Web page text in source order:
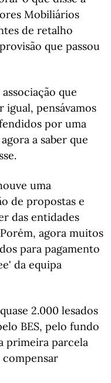
Mobiliários
de retalho
que passou
que
pensávamos
por uma
a saber que
uma
de propostas e
das entidades
agora muitos
para pagamento
da equipa
2.000 lesados
BES, pelo fundo
primeira parcela
compensar